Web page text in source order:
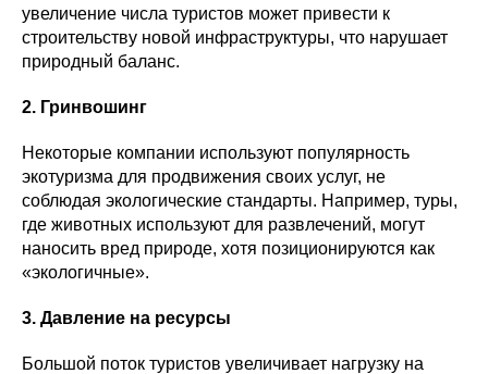
увеличение числа туристов может привести к
строительству новой инфраструктуры, что нарушает
природный баланс.
2. Гринвошинг
Некоторые компании используют популярность
экотуризма для продвижения своих услуг, не
соблюдая экологические стандарты. Например, туры,
где животных используют для развлечений, могут
наносить вред природе, хотя позиционируются как
«экологичные».
3. Давление на ресурсы
Большой поток туристов увеличивает нагрузку на